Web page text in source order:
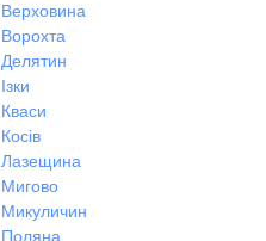
Верховина
Ворохта
Делятин
Ізки
Кваси
Косів
Лазещина
Мигово
Микуличин
Поляна